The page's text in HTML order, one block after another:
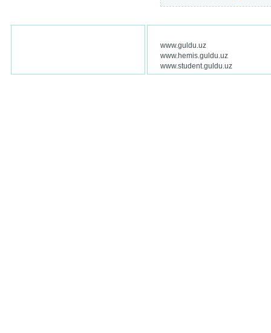
www.guldu.uz
www.hemis.guldu.uz
www.student.guldu.uz